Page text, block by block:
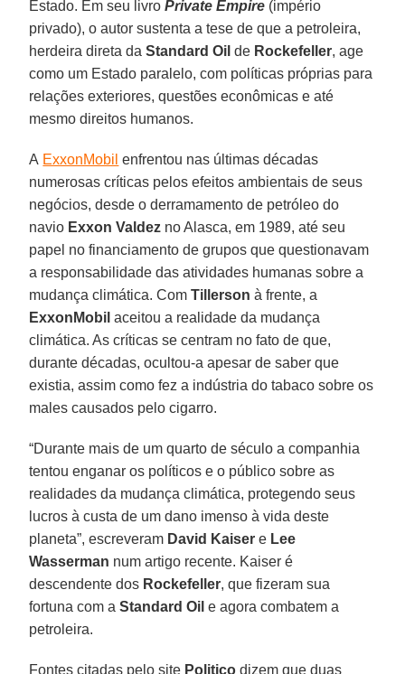
Estado. Em seu livroPrivate Empire (império
privado), o autor sustenta a tese de que a petroleira,
herdeira direta daStandard Oil de Rockefeller, age
como um Estado paralelo, com políticas próprias para
relações exteriores, questões econômicas e até
mesmo direitos humanos.
A ExxonMobil enfrentou nas últimas décadas
numerosas críticas pelos efeitos ambientais de seus
negócios, desde o derramamento de petróleo do
navio Exxon Valdez no Alasca, em 1989, até seu
papel no financiamento de grupos que questionavam
a responsabilidade das atividades humanas sobre a
mudança climática. ComTillerson à frente, a
ExxonMobil aceitou a realidade da mudança
climática. As críticas se centram no fato de que,
durante décadas, ocultou-a apesar de saber que
existia, assim como fez a indústria do tabaco sobre os
males causados pelo cigarro.
“Durante mais de um quarto de século a companhia
tentou enganar os políticos e o público sobre as
realidades da mudança climática, protegendo seus
lucros à custa de um dano imenso à vida deste
planeta”, escreveram David Kaiser e Lee
Wasserman num artigo recente. Kaiser é
descendente dos Rockefeller, que fizeram sua
fortuna com aStandard Oil e agora combatem a
petroleira.
Fontes citadas pelo site Politico dizem que duas